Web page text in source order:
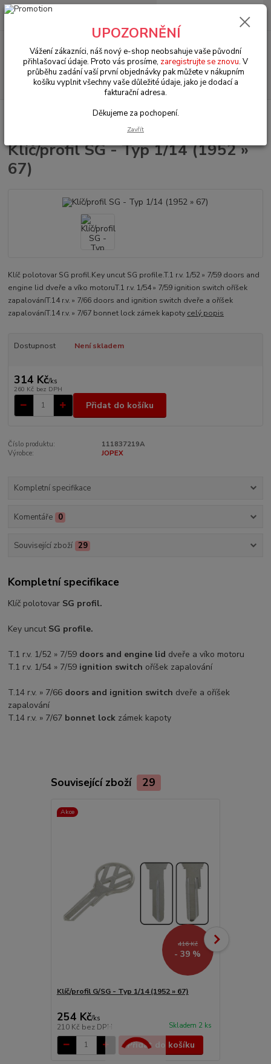
Menu
Hledat
+420 602 330 329
0 Kč
VW Brouk Typ 1 (1938 » 03) Exteriér (Exterior)
Klíč/profil SG - Typ 1/14 (1952 »
67)
Klíč polotovar SG profil.Key uncut SG profile.T.1 r.v. 1/52 » 7/59 doors and
engine lid dveře a víko motoruT.1 r.v. 1/54 » 7/59 ignition switch oříšek
zapalováníT.14 r.v. » 7/66 doors and ignition switch dveře a oříšek
zapalováníT.14 r.v. » 7/67 bonnet lock zámek kapoty celý popis
Dostupnost Není skladem
314 Kč/ks
260 Kč bez DPH
Přidat do košíku
Číslo produktu:
111837219A
Výrobce:
JOPEX
Kompletní specifikace
Komentáře 0
Související zboží 29
Kompletní specifikace
Klíč polotovar SG profil.
Key uncut SG profile.
T.1 r.v. 1/52 » 7/59 doors and engine lid dveře a víko motoru
T.1 r.v. 1/54 » 7/59 ignition switch oříšek zapalování
T.14 r.v. » 7/66 doors and ignition switch dveře a oříšek
zapalování
T.14 r.v. » 7/67 bonnet lock zámek kapoty
Související zboží 29
Akce
416 Kč
- 39 %
Klíč/profil G/SG - Typ 1/14 (1952 » 67)
254 Kč/ks
210 Kč bez DPH Skladem 2 ks
Přidat do košíku
UPOZORNĚNÍ
Vážení zákazníci, náš nový e-shop neobsahuje vaše původní
přihlašovací údaje. Proto vás prosíme, zaregistrujte se znovu. V
průběhu zadání vaší první objednávky pak můžete v nákupním
košíku vyplnit všechny vaše důležité údaje, jako je dodací a
fakturační adresa.
Děkujeme za pochopení.
Zavřít